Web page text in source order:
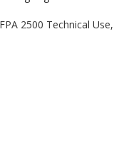
2500 Technical